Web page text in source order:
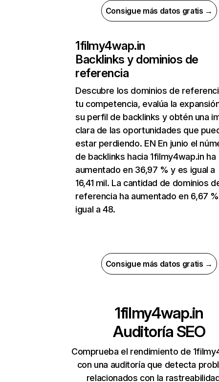
Consigue más datos gratis →
1filmy4wap.in
Backlinks y dominios de
referencia
Descubre los dominios de
tu competencia, evalúa la
su perfil de backlinks y obtén una
clara de las oportunidades que
estar perdiendo. EN En junio el
de backlinks hacia 1filmy4wap.in ha
aumentado en 36,97 % y es igual a
16,41 mil. La cantidad de dominios
referencia ha aumentado en 6,67
igual a 48.
Consigue más datos gratis →
1filmy4wap.in
Auditoría SEO
Comprueba el rendimiento de
con una auditoría que detecta
relacionados con la